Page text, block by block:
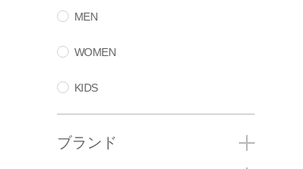
MEN
WOMEN
KIDS
ブランド